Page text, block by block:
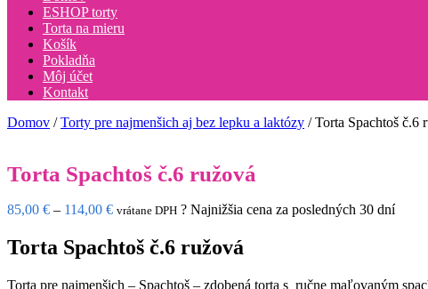
ESHOP torty
Torta na mieru
Košík
Pokladňa
Môj účet
Kontakt
Domov /Torty pre najmenšich aj bez lepku a laktózy / Torta Spachtoš č.6
Torta Spachtoš č.6 ružová
85,00 € – 114,00 €Price
85,00 €
through
vrátane DPH ? Najnižšia cena za posledných 30 dní
Torta Spachtoš č.6 ružová
Torta pre najmenšich – Spachtoš – zdobená torta s ručne maľovaným